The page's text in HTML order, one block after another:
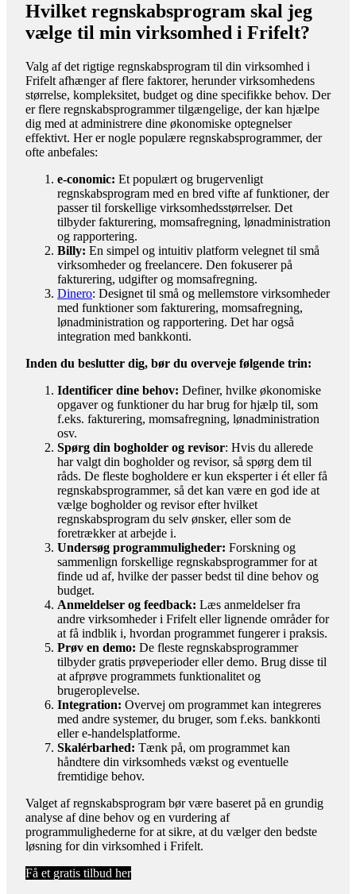
Hvilket regnskabsprogram skal jeg
vælge til min virksomhed i Frifelt?
Valg af det rigtige regnskabsprogram til din virksomhed i
Frifelt afhænger af flere faktorer, herunder virksomhedens
størrelse, kompleksitet, budget og dine specifikke behov. Der
er flere regnskabsprogrammer tilgængelige, der kan hjælpe
dig med at administrere dine økonomiske optegnelser
effektivt. Her er nogle populære regnskabsprogrammer, der
ofte anbefales:
e-conomic: Et populært og brugervenligt
regnskabsprogram med en bred vifte af funktioner, der
passer til forskellige virksomhedsstørrelser. Det
tilbyder fakturering, momsafregning, lønadministration
og rapportering.
Billy: En simpel og intuitiv platform velegnet til små
virksomheder og freelancere. Den fokuserer på
fakturering, udgifter og momsafregning.
Dinero: Designet til små og mellemstore virksomheder
med funktioner som fakturering, momsafregning,
lønadministration og rapportering. Det har også
integration med bankkonti.
Inden du beslutter dig, bør du overveje følgende trin:
Identificer dine behov: Definer, hvilke økonomiske
opgaver og funktioner du har brug for hjælp til, som
f.eks. fakturering, momsafregning, lønadministration
osv.
Spørg din bogholder og revisor: Hvis du allerede
har valgt din bogholder og revisor, så spørg dem til
råds. De fleste bogholdere er kun eksperter i ét eller få
regnskabsprogrammer, så det kan være en god ide at
vælge bogholder og revisor efter hvilket
regnskabsprogram du selv ønsker, eller som de
foretrækker at arbejde i.
Undersøg programmuligheder: Forskning og
sammenlign forskellige regnskabsprogrammer for at
finde ud af, hvilke der passer bedst til dine behov og
budget.
Anmeldelser og feedback: Læs anmeldelser fra
andre virksomheder i Frifelt eller lignende områder for
at få indblik i, hvordan programmet fungerer i praksis.
Prøv en demo: De fleste regnskabsprogrammer
tilbyder gratis prøveperioder eller demo. Brug disse til
at afprøve programmets funktionalitet og
brugeroplevelse.
Integration: Overvej om programmet kan integreres
med andre systemer, du bruger, som f.eks. bankkonti
eller e-handelsplatforme.
Skalérbarhed: Tænk på, om programmet kan
håndtere din virksomheds vækst og eventuelle
fremtidige behov.
Valget af regnskabsprogram bør være baseret på en grundig
analyse af dine behov og en vurdering af
programmulighederne for at sikre, at du vælger den bedste
løsning for din virksomhed i Frifelt.
Få et gratis tilbud her